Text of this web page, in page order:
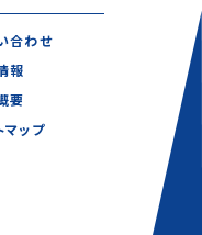
合わせ
報
要
マップ